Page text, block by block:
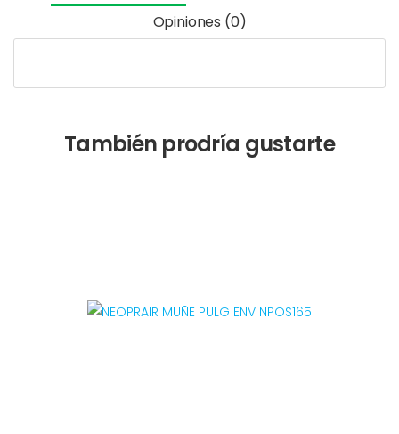
Opiniones (0)
También prodría gustarte